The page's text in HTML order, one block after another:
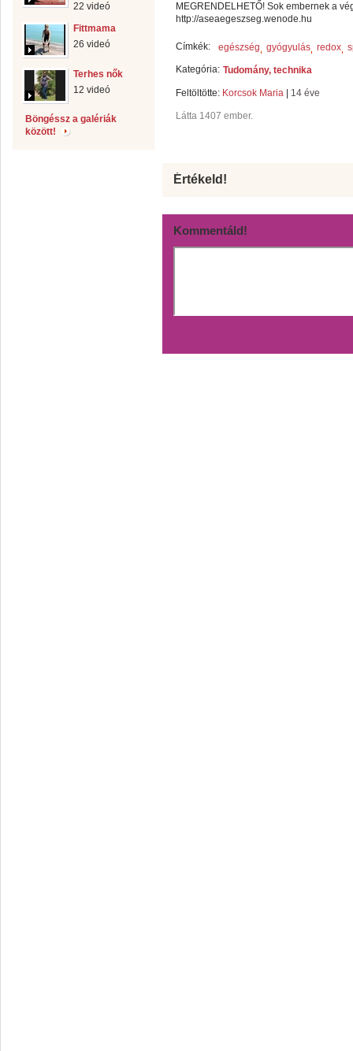
22 videó
Fittmama
26 videó
Terhes nők
12 videó
Böngéssz a galériák
között!
MEGRENDELHETŐ! Sok embernek a
http://aseaegeszseg.wenode.hu
Címkék: egészség gyógyulás redox
Kategória: Tudomány, technika
Feltöltötte: Korcsok Maria 14 éve
Látta 1407 ember.
Értékeld!
Kommentáld!